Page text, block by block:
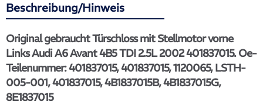
Beschreibung/Hinweis
Original gebraucht Türschloss mit Stellmotor vorne
Links Audi A6 Avant 4B5 TDI 2.5L 2002 401837015. Oe-
Teilenummer: 401837015, 401837015, 1120065, LSTH-
005-001, 401837015, 4B1837015B, 4B1837015G,
8E1837015